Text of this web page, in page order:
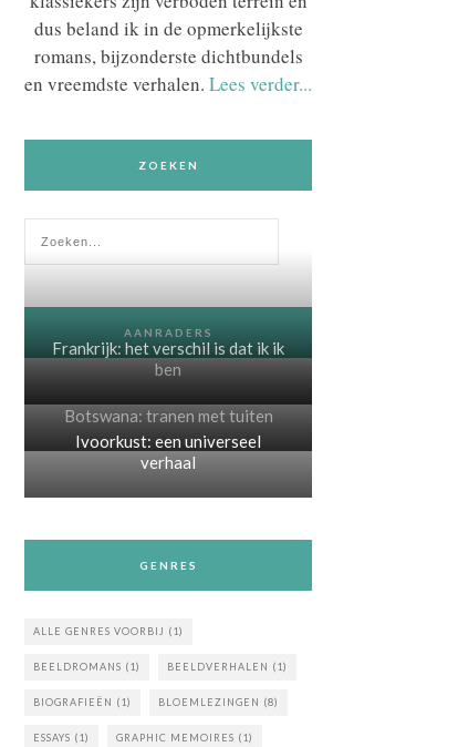
dus beland ik in de opmerkelijkste
romans, bijzonderste dichtbundels
en vreemdste verhalen. Lees verder...
ZOEKEN
AANRADERS
Frankrijk: het verschil is dat ik ik
ben
Botswana: tranen met tuiten
Ivoorkust: een universeel
verhaal
GENRES
ALLE GENRES VOORBIJ (1)
BEELDROMANS (1) BEELDVERHALEN (1)
BIOGRAFIEËN (1) BLOEMLEZINGEN (8)
ESSAYS (1) GRAPHIC MEMOIRES (1)